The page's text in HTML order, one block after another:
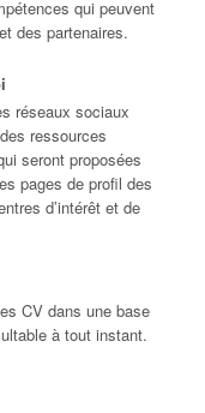
qui peuvent
des partenaires.
réseaux sociaux
ressources
seront proposées
pages de profil des
d’intérêt et de
CV dans une base
à tout instant.